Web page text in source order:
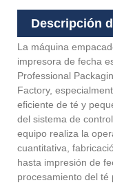
Descripción
La máquina
impresora de fecha
Professional
Factory,
eficiente de té y
del sistema de
equipo realiza la
cuantitativa,
hasta impresión de
procesamiento del